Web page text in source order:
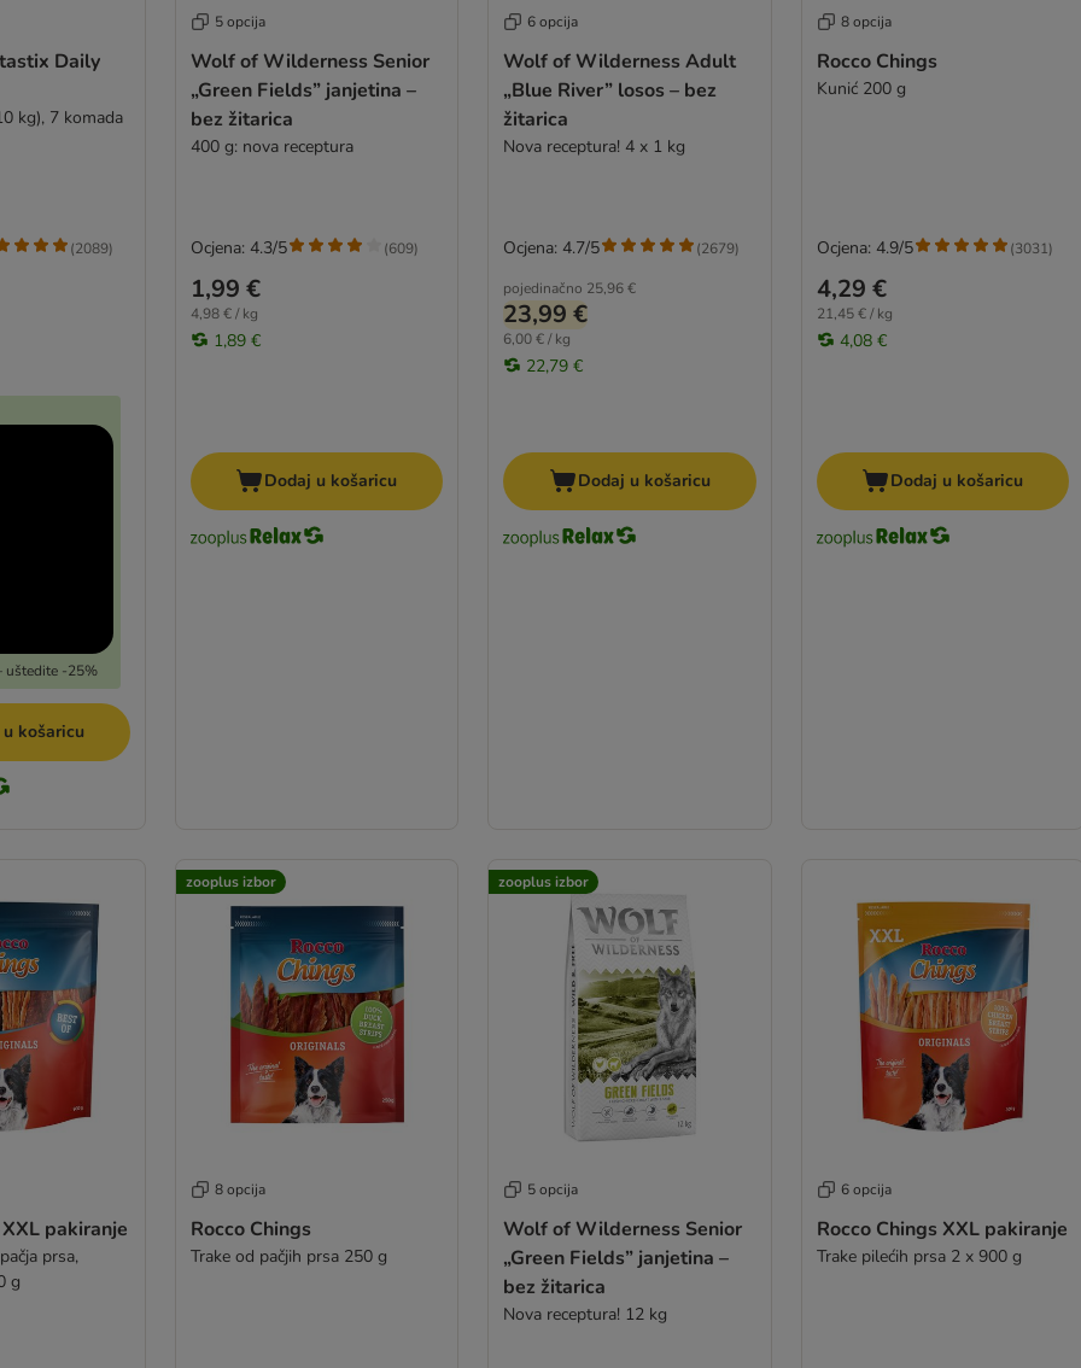
Daily
kg), 7 komada
uštedite -25%
(2089)
košaricu
5 opcija
Wolf of Wilderness Senior
„Green Fields” janjetina –
bez žitarica
400 g: nova receptura
1,99 €
4,98 € / kg
1,89 €
Ocjena: 4.3/5 (609)
Dodaj u košaricu
6 opcija
Wolf of Wilderness Adult
„Blue River” losos – bez
žitarica
Nova receptura! 4 x 1 kg
pojedinačno 25,96 €
23,99 €
6,00 € / kg
22,79 €
Ocjena: 4.7/5 (2679)
Dodaj u košaricu
8 opcija
Rocco Chings
Kunić 200 g
4,29 €
21,45 € / kg
4,08 €
Ocjena: 4.9/5 (3031)
Dodaj u košaricu
pakiranje
prsa,
g
zooplus izbor
8 opcija
Rocco Chings
Trake od pačjih prsa 250 g
zooplus izbor
5 opcija
Wolf of Wilderness Senior
„Green Fields” janjetina –
bez žitarica
Nova receptura! 12 kg
6 opcija
Rocco Chings XXL pakiranje
Trake pilećih prsa 2 x 900 g